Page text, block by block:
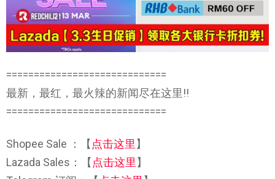
=============================
最新，最红，最火辣的新闻尽在这里!!
=============================
Shopee Sale ：【 点击这里 】
Lazada Sales：【 点击这里 】